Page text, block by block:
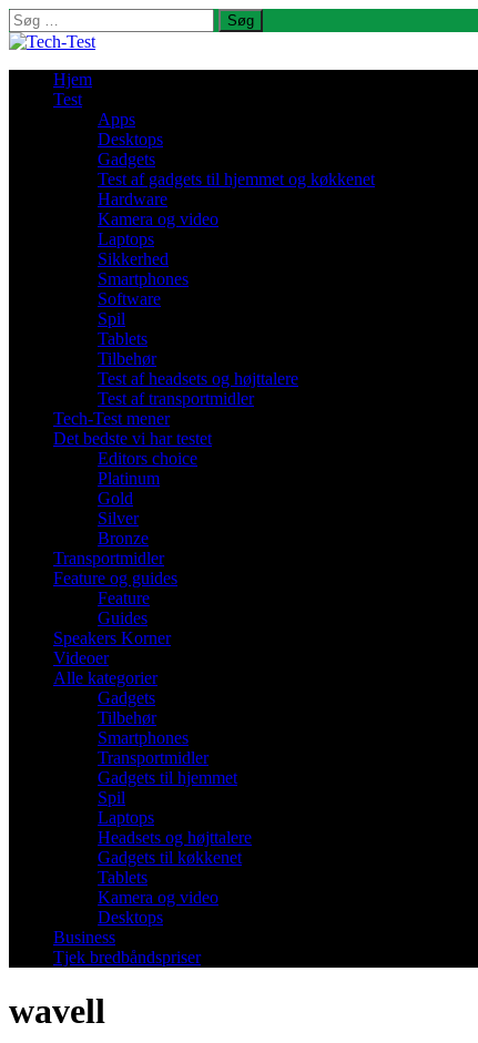
Søg
efter:
Hjem
Test
Apps
Desktops
Gadgets
Test af gadgets til hjemmet og køkkenet
Hardware
Kamera og video
Laptops
Sikkerhed
Smartphones
Software
Spil
Tablets
Tilbehør
Test af headsets og højttalere
Test af transportmidler
Tech-Test mener
Det bedste vi har testet
Editors choice
Platinum
Gold
Silver
Bronze
Transportmidler
Feature og guides
Feature
Guides
Speakers Korner
Videoer
Alle kategorier
Gadgets
Tilbehør
Smartphones
Transportmidler
Gadgets til hjemmet
Spil
Laptops
Headsets og højttalere
Gadgets til køkkenet
Tablets
Kamera og video
Desktops
Business
Tjek bredbåndspriser
wavell